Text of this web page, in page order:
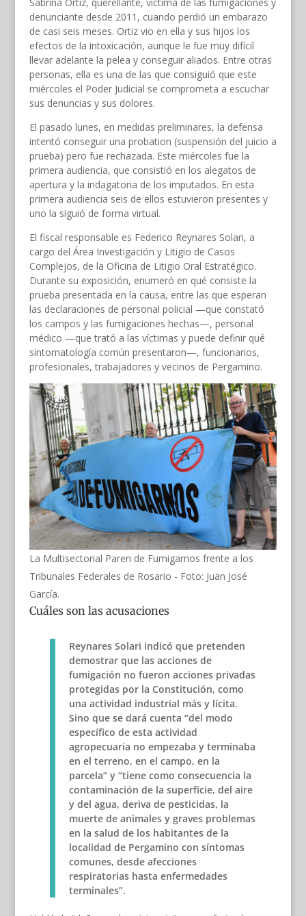
Sabrina Ortiz, querellante, víctima de las fumigaciones y
denunciante desde 2011, cuando perdió un embarazo
de casi seis meses. Ortiz vio en ella y sus hijos los
efectos de la intoxicación, aunque le fue muy difícil
llevar adelante la pelea y conseguir aliados. Entre otras
personas, ella es una de las que consiguió que este
miércoles el Poder Judicial se comprometa a escuchar
sus denuncias y sus dolores.
El pasado lunes, en medidas preliminares, la defensa
intentó conseguir una probation (suspensión del juicio a
prueba) pero fue rechazada. Este miércoles fue la
primera audiencia, que consistió en los alegatos de
apertura y la indagatoria de los imputados. En esta
primera audiencia seis de ellos estuvieron presentes y
uno la siguió de forma virtual.
El fiscal responsable es Federico Reynares Solari, a
cargo del Área Investigación y Litigio de Casos
Complejos, de la Oficina de Litigio Oral Estratégico.
Durante su exposición, enumeró en qué consiste la
prueba presentada en la causa, entre las que esperan
las declaraciones de personal policial —que constató
los campos y las fumigaciones hechas—, personal
médico —que trató a las víctimas y puede definir qué
sintomatología común presentaron—, funcionarios,
profesionales, trabajadores y vecinos de Pergamino.
La Multisectorial Paren de Fumigarnos frente a los
Tribunales Federales de Rosario - Foto: Juan José
García.
Cuáles son las acusaciones
Reynares Solari indicó que pretenden
demostrar que las acciones de
fumigación no fueron acciones privadas
protegidas por la Constitución, como
una actividad industrial más y lícita.
Sino que se dará cuenta “del modo
específico de esta actividad
agropecuaria no empezaba y terminaba
en el terreno, en el campo, en la
parcela” y “tiene como consecuencia la
contaminación de la superficie, del aire
y del agua, deriva de pesticidas, la
muerte de animales y graves problemas
en la salud de los habitantes de la
localidad de Pergamino con síntomas
comunes, desde afecciones
respiratorias hasta enfermedades
terminales”.